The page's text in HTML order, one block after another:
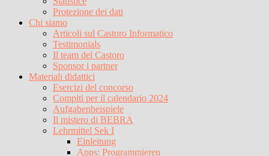
Protezione dei dati
Chi siamo
Articoli sul Castoro Informatico
Testimonials
Il team del Castoro
Sponsor i partner
Materiali didattici
Esercizi del concorso
Compiti per il calendario 2024
Aufgabenbeispiele
Il mistero di BEBRA
Lehrmittel Sek I
Einleitung
Apps: Programmieren